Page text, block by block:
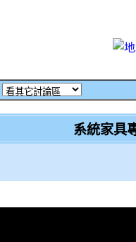
系統家具